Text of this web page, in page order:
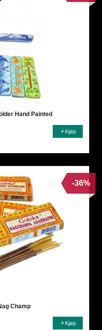
Hand Painted
Kjøp
Champ
-36%
Kjøp